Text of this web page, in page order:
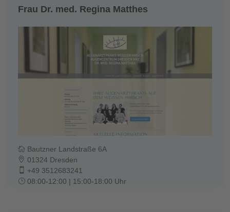
Frau Dr. med. Regina Matthes
Bautzner Landstraße 6A
01324 Dresden
+49 3512683241
08:00-12:00 | 15:00-18:00 Uhr